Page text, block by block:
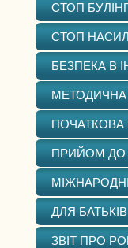
СТОП
СТОП
БЕЗПЕКА В
ПРИЙОМ ДО
ДЛЯ БАТЬКІВ
ЗВІТ ПРО